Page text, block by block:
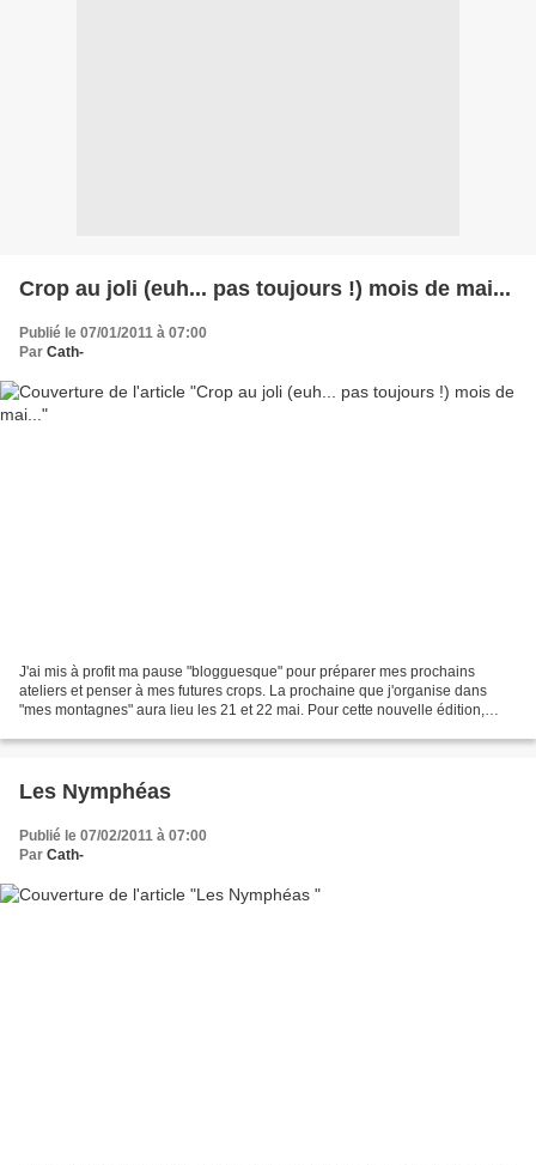
Crop au joli (euh... pas toujours !) mois de mai...
Publié le 07/01/2011 à 07:00
Par Cath-
J'ai mis à profit ma pause "blogguesque" pour préparer mes prochains
ateliers et penser à mes futures crops. La prochaine que j'organise dans
"mes montagnes" aura lieu les 21 et 22 mai. Pour cette nouvelle édition,
Les Nymphéas
Publié le 07/02/2011 à 07:00
Par Cath-